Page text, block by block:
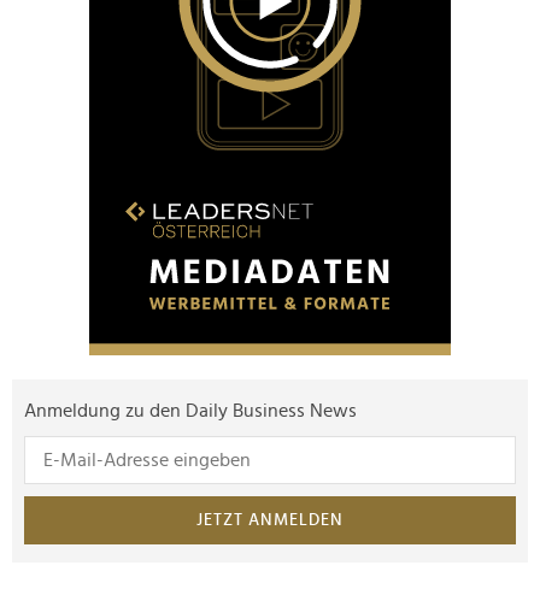
Anmeldung zu den Daily Business News
JETZT ANMELDEN